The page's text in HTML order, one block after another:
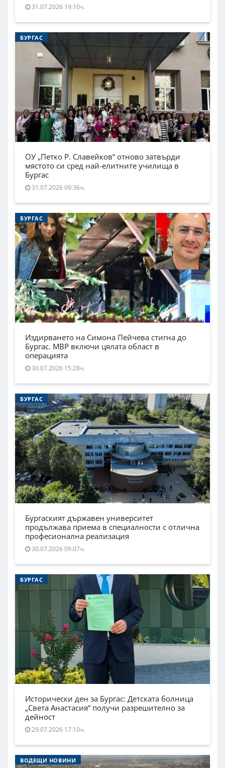
31.07.2026 19:10ч.
БУРГАС
ОУ „Петко Р. Славейков“ отново затвърди
мястото си сред най-елитните училища в
Бургас
31.07.2026 09:36ч.
БУРГАС
Издирването на Симона Пейчева стигна до
Бургас. МВР включи цялата област в
операцията
30.07.2026 15:28ч.
БУРГАС
Бургаският държавен университет
продължава приема в специалности с отлична
професионална реализация
30.07.2026 09:07ч.
БУРГАС
Исторически ден за Бургас: Детската болница
„Света Анастасия“ получи разрешително за
дейност
29.07.2026 17:10ч.
ВОДЕЩИ НОВИНИ